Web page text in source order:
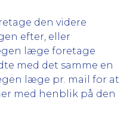
den videre
efter, eller
læge foretage
med det samme en
læge pr. mail for at
med henblik på den